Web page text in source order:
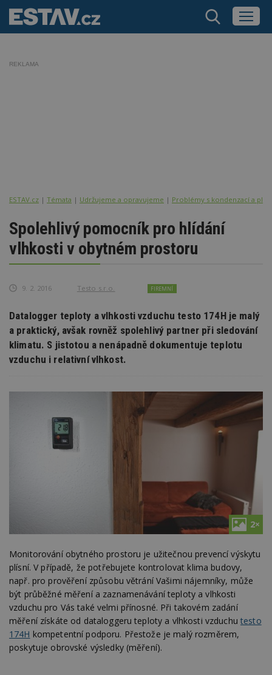
REKLAMA
ESTAV.cz Témata Udržujeme a opravujeme Problémy s kondenzací a
Spolehlivý pomocník pro hlídání
vlhkosti v obytném prostoru
9. 2. 2016 Testo s.r.o. FIREMNÍ
Datalogger teploty a vlhkosti vzduchu testo 174H je malý
a praktický, avšak rovněž spolehlivý partner při sledování
klimatu. S jistotou a nenápadně dokumentuje teplotu
vzduchu i relativní vlhkost.
2×
Monitorování obytného prostoru je užitečnou prevencí výskytu
plísní. V případě, že potřebujete kontrolovat klima budovy,
např. pro prověření způsobu větrání Vašimi nájemníky, může
být průběžné měření a zaznamenávání teploty a vlhkosti
vzduchu pro Vás také velmi přínosné. Při takovém zadání
měření získáte od dataloggeru teploty a vlhkosti vzduchu testo
174H kompetentní podporu. Přestože je malý rozměrem,
poskytuje obrovské výsledky (měření).